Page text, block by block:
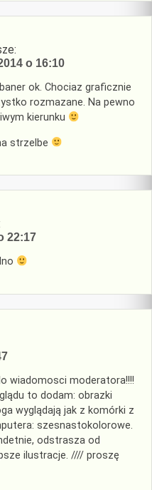
o 16:10
ok. Chociaz graficznie
rozmazane. Na pewno
kierunku
strzelbe
22:17
wiadomosci moderatora!!!!
to dodam: obrazki
wyglądają jak z komórki z
szesnastokolorowe.
odstrasza od
ilustracje. //// proszę